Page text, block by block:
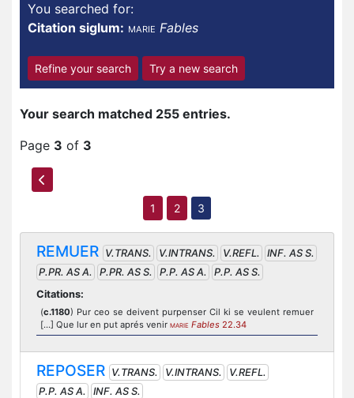
You searched for:
Citation siglum: MARIE Fables
Refine your search Try a new search
Your search matched 255 entries.
Page 3 of 3
1 2 3
REMUER V.TRANS. V.INTRANS. V.REFL.
INF. AS S.
P.PR. AS A.
P.PR. AS S. P.P. AS A.
P.P. AS S.
Citations:
(c.1180) Pur ceo se deivent purpenser Cil ki se veulent remuer
[...] Que lur en put aprés venir MARIE Fables 22.34
REPOSER V.TRANS. V.INTRANS.
V.REFL.
P.P. AS A.
INF. AS S.